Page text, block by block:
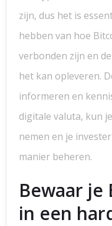
zijn, dus het is
hebben van hoe
verbonden zijn en
het kan opleveren.
informeren en
digitale valuta, kun
nemen en je
manier beheren.
Bewaar je
in een